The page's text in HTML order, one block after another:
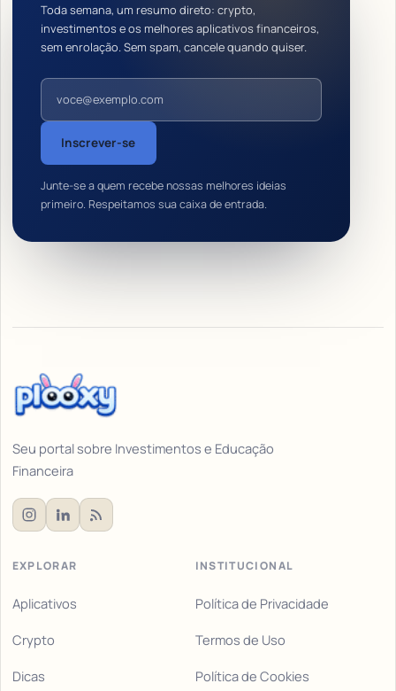
Toda semana, um resumo direto: crypto,
investimentos e os melhores aplicativos financeiros,
sem enrolação. Sem spam, cancele quando quiser.
Endereço de e-mail
Inscrever-se
Junte-se a quem recebe nossas melhores ideias
primeiro. Respeitamos sua caixa de entrada.
Seu portal sobre Investimentos e Educação
Financeira
EXPLORAR
Aplicativos
Crypto
Dicas
INSTITUCIONAL
Política de Privacidade
Termos de Uso
Política de Cookies